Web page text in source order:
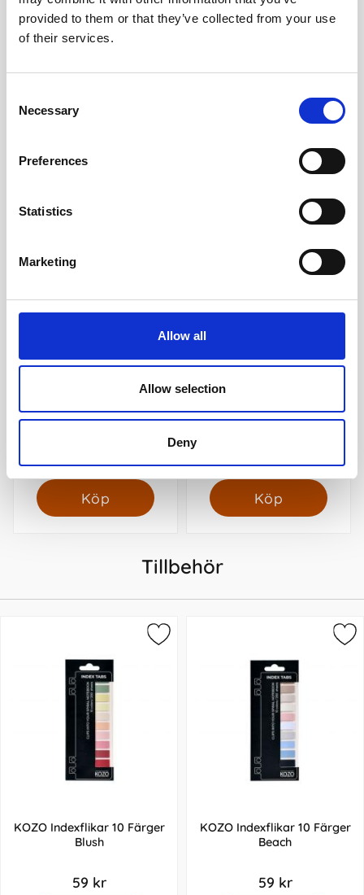
provided to them or that they’ve collected from your use
of their services.
Selection
Necessary
Preferences
Statistics
Marketing
Allow all
Allow selection
Deny
Kozo Premium Notebook
A5 Steel Blue
Linjerad Notebook A5 256
Kollegieblock 90g rutat
Köp
Blyertsstift AinStein 0,5 B
Köp
Tillbehör
KOZO Indexflikar 10 Färger
Blush
59 kr
KOZO Indexflikar 10 Färger
Beach
59 kr